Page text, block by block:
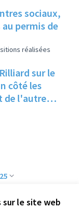
le site web
sociaux,
permis de
réalisées
sur le
côté les
de l'autre
à
25